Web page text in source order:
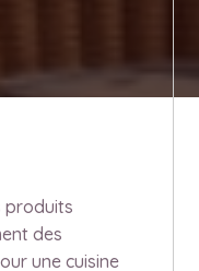
produits
des
une cuisine